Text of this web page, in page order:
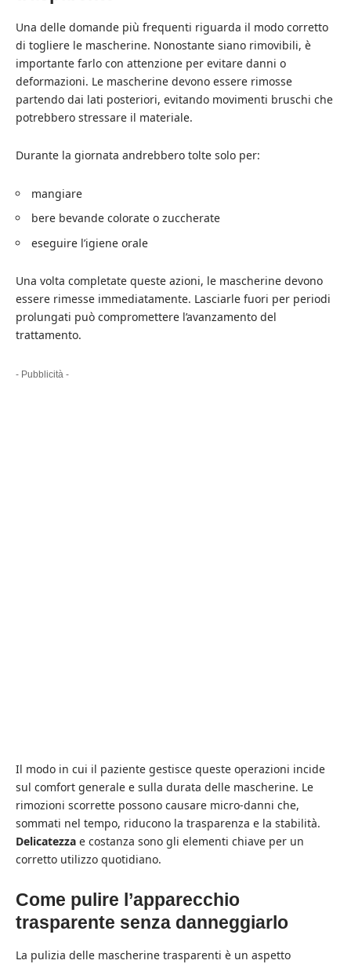
Una delle domande più frequenti riguarda il modo corretto
di togliere le mascherine. Nonostante siano rimovibili, è
importante farlo con attenzione per evitare danni o
deformazioni. Le mascherine devono essere rimosse
partendo dai lati posteriori, evitando movimenti bruschi che
potrebbero stressare il materiale.
Durante la giornata andrebbero tolte solo per:
mangiare
bere bevande colorate o zuccherate
eseguire l’igiene orale
Una volta completate queste azioni, le mascherine devono
essere rimesse immediatamente. Lasciarle fuori per periodi
prolungati può compromettere l’avanzamento del
trattamento.
- Pubblicità -
Il modo in cui il paziente gestisce queste operazioni incide
sul comfort generale e sulla durata delle mascherine. Le
rimozioni scorrette possono causare micro-danni che,
sommati nel tempo, riducono la trasparenza e la stabilità.
Delicatezza e costanza sono gli elementi chiave per un
corretto utilizzo quotidiano.
Come pulire l’apparecchio
trasparente senza danneggiarlo
La pulizia delle mascherine trasparenti è un aspetto